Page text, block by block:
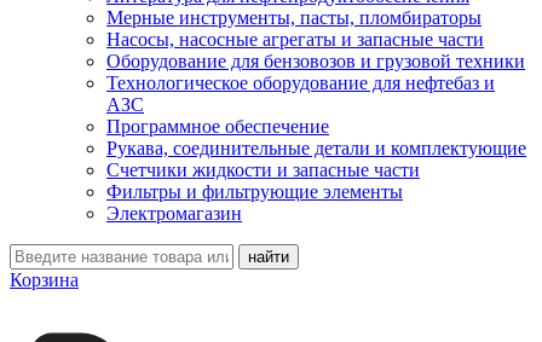
Мерные инструменты, пасты, пломбираторы
Насосы, насосные агрегаты и запасные части
Оборудование для бензовозов и грузовой техники
Технологическое оборудование для нефтебаз и
АЗС
Программное обеспечение
Рукава, соединительные детали и комплектующие
Счетчики жидкости и запасные части
Фильтры и фильтрующие элементы
Электромагазин
Корзина